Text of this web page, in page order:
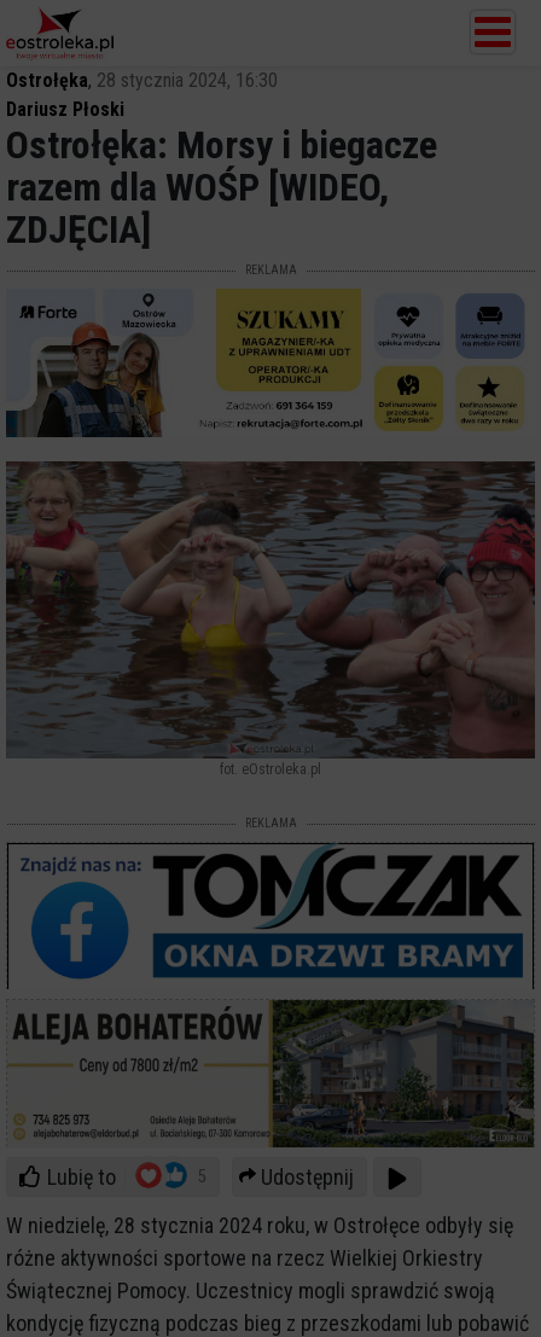
Ostrołęka, 28 stycznia 2024, 16:30
Dariusz Płoski
Ostrołęka: Morsy i biegacze
razem dla WOŚP [WIDEO,
ZDJĘCIA]
REKLAMA
fot. eOstroleka.pl
REKLAMA
Lubię to 5
Udostępnij
W niedzielę, 28 stycznia 2024 roku, w Ostrołęce odbyły się
różne aktywności sportowe na rzecz Wielkiej Orkiestry
Świątecznej Pomocy. Uczestnicy mogli sprawdzić swoją
kondycję fizyczną podczas bieg z przeszkodami lub pobawić